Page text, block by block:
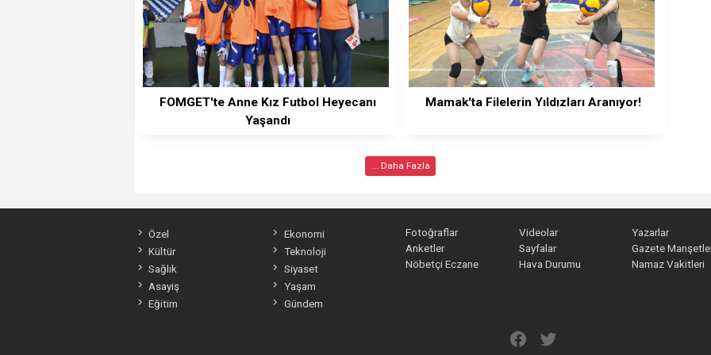
FOMGET'te Anne Kız Futbol Heyecanı
Yaşandı
Mamak'ta Filelerin Yıldızları Aranıyor!
... Daha Fazla
Özel
Ekonomi
Kültür
Teknoloji
Sağlık
Siyaset
Asayiş
Yaşam
Eğitim
Gündem
Fotoğraflar Videolar
Yazarlar
Anketler
Sayfalar
Gazete
Nöbetçi Eczane
Hava Durumu Namaz Vakitleri